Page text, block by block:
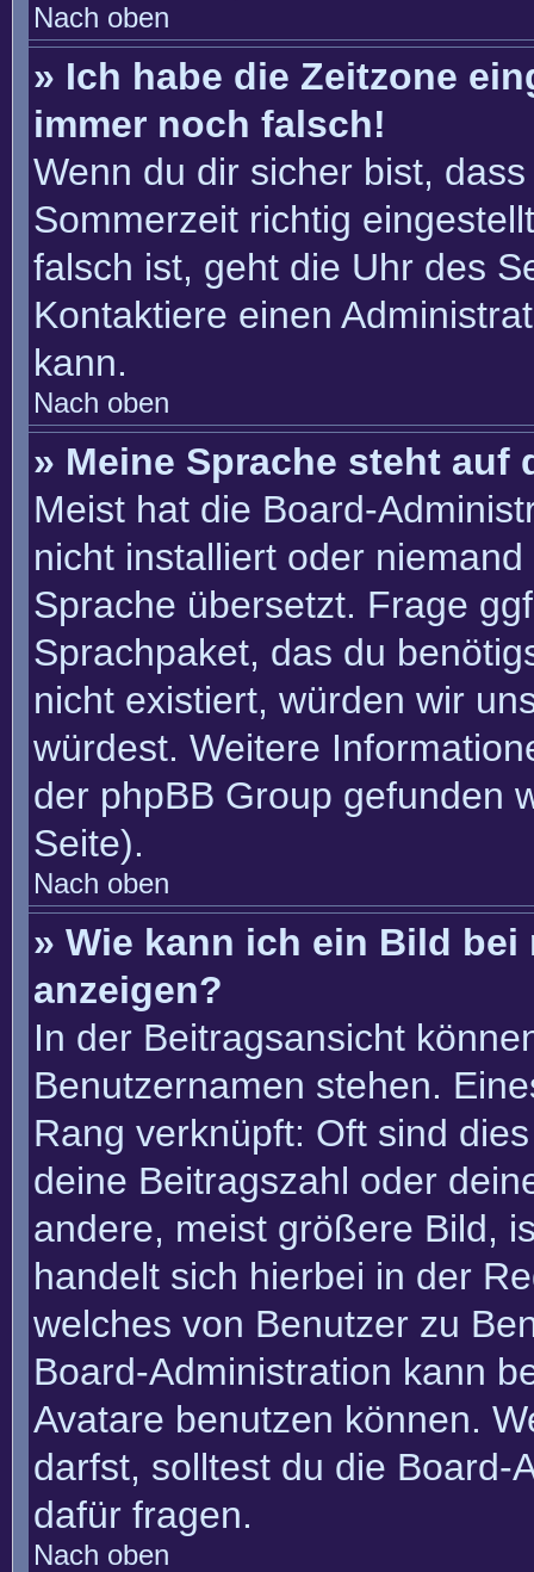
Nach oben
» Ich habe die Zeitzone
immer noch falsch!
Wenn du dir sicher bist,
Sommerzeit richtig
falsch ist, geht die Uhr des
Kontaktiere einen
kann.
Nach oben
» Meine Sprache steht
Meist hat die Board-
nicht installiert oder
Sprache übersetzt. Frage
Sprachpaket, das du
nicht existiert, würden wir
würdest. Weitere
der phpBB Group gefunden
Seite).
Nach oben
» Wie kann ich ein Bild bei
anzeigen?
In der Beitragsansicht
Benutzernamen stehen.
Rang verknüpft: Oft sind
deine Beitragszahl oder
andere, meist größere Bild,
handelt sich hierbei in der
welches von Benutzer zu
Board-Administration kann
Avatare benutzen können.
darfst, solltest du die Board-
dafür fragen.
Nach oben